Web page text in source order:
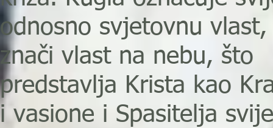
odnosno svjetovnu
znači vlast na nebu, što
predstavlja Krista kao
i vasione i Spasitelja